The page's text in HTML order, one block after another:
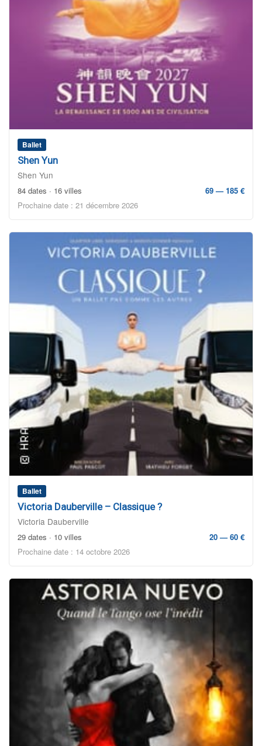
Ballet
Shen Yun
Shen Yun
84 dates · 16 villes
69 — 185 €
Prochaine date : 21 décembre 2026
Ballet
Victoria Dauberville – Classique ?
Victoria Dauberville
29 dates · 10 villes
20 — 60 €
Prochaine date : 14 octobre 2026